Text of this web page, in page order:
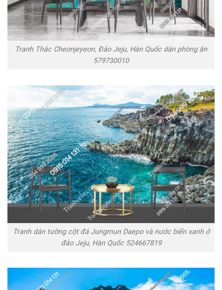
Tranh Thác Cheonjeyeon, Đảo Jeju, Hàn Quốc dán phòng ăn
579730010
Tranh dán tường cột đá Jungmun Daepo và nước biển xanh ở
đảo Jeju, Hàn Quốc 524667819